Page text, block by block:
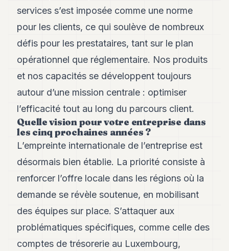
services s’est imposée comme une norme
pour les clients, ce qui soulève de nombreux
défis pour les prestataires, tant sur le plan
opérationnel que réglementaire. Nos produits
et nos capacités se développent toujours
autour d’une mission centrale : optimiser
l’efficacité tout au long du parcours client.
Quelle vision pour votre entreprise dans
les cinq prochaines années ?
L’empreinte internationale de l’entreprise est
désormais bien établie. La priorité consiste à
renforcer l’offre locale dans les régions où la
demande se révèle soutenue, en mobilisant
des équipes sur place. S’attaquer aux
problématiques spécifiques, comme celle des
comptes de trésorerie au Luxembourg,